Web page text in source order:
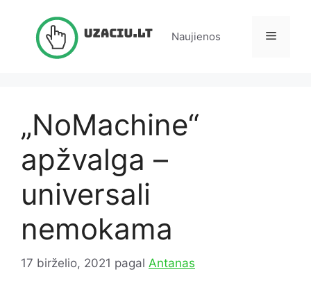
Naujienos Meniu
„NoMachine“
apžvalga –
universali
nemokama
17 birželio, 2021 pagal Antanas